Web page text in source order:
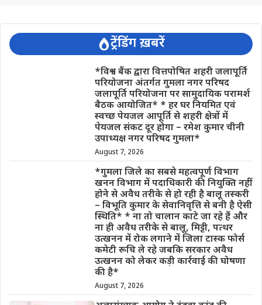
ट्रेंडिंग ख़बरें
*विश्व बैंक द्वारा वित्तपोषित शहरी जलापूर्ति
परियोजना अंतर्गत गुमला नगर परिषद
जलापूर्ति परियोजना पर सामुदायिक परामर्श
बैठक आयोजित* * हर घर नियमित एवं
स्वच्छ पेयजल आपूर्ति से शहरी क्षेत्रों में
पेयजल संकट दूर होगा – रमेश कुमार चीनी
उपाध्यक्ष नगर परिषद गुमला*
August 7, 2026
*गुमला जिले का सबसे महत्वपूर्ण विभाग
खनन विभाग में पदाधिकारी की नियुक्ति नहीं
होने से अवैध तरीके से हो रही है बालू तस्करी
– विभूति कुमार के सेवानिवृत्ति से बनी है ऐसी
स्थिति* * ना तो चालान काटे जा रहे हैं और
ना ही अवैध तरीके से बालू, मिट्टी, पत्थर
उत्खनन में रोक लगाने में जिला टास्क फोर्स
कमेटी रूचि ले रहे जबकि सरकार अवैध
उत्खनन को लेकर कड़ी कार्रवाई की घोषणा
की है*
August 7, 2026